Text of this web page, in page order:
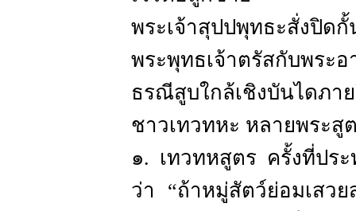
พระเจ้าสุปปพุทธะสั่งปิ
พระพุทธเจ้าตรัสกับพระ
ธรณีสูบใกล้เชิงบันไดภา
ชาวเทวทหะ หลายพระสู
๑. เทวทหสูตร ครั้งที่ปร
ว่า “ถ้าหมู่สัตว์ย่อมเสว